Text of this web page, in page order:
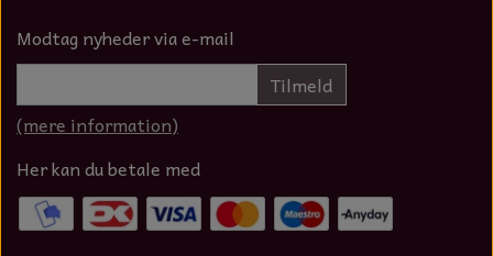
Modtag nyheder via e-mail
Tilmeld
(mere information)
Her kan du betale med